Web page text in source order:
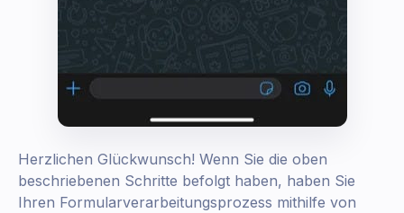
Herzlichen Glückwunsch! Wenn Sie die oben
beschriebenen Schritte befolgt haben, haben Sie
Ihren Formularverarbeitungsprozess mithilfe von